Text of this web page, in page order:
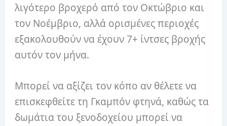
λιγότερο βροχερό από τον Οκτώβριο και
τον Νοέμβριο, αλλά ορισμένες περιοχές
εξακολουθούν να έχουν 7+ ίντσες βροχής
αυτόν τον μήνα.
Μπορεί να αξίζει τον κόπο αν θέλετε να
επισκεφθείτε τη Γκαμπόν φτηνά, καθώς τα
δωμάτια του ξενοδοχείου μπορεί να